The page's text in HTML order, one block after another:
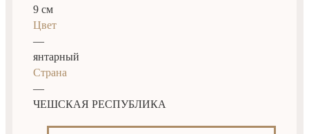
9 см
Цвет
—
янтарный
Страна
—
ЧЕШСКАЯ РЕСПУБЛИКА